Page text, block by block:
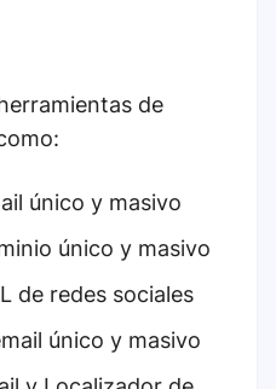
de
único y masivo
único y masivo
de redes sociales
único y masivo